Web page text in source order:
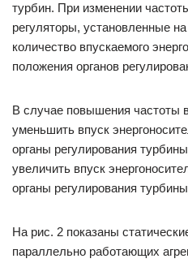
турбин. При изменении
регуляторы, установленные
количество впускаемого
положения органов
В случае повышения частоты
уменьшить впуск
органы регулирования
увеличить впуск
органы регулирования
На рис. 2 показаны
параллельно работающих